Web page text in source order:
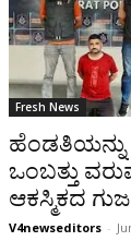
Fresh News
ಹೆಂಡತಿಯನ್ನು
ಒಂಬತ್ತು
ಆಕಸ್ಮಿಕದ
V4newseditors -